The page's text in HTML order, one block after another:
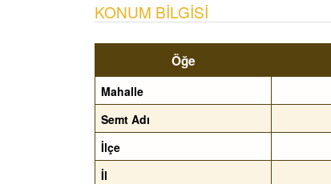
KONUM BILGISI
Öğe
Mahalle
Semt Adı
İlçe
İl